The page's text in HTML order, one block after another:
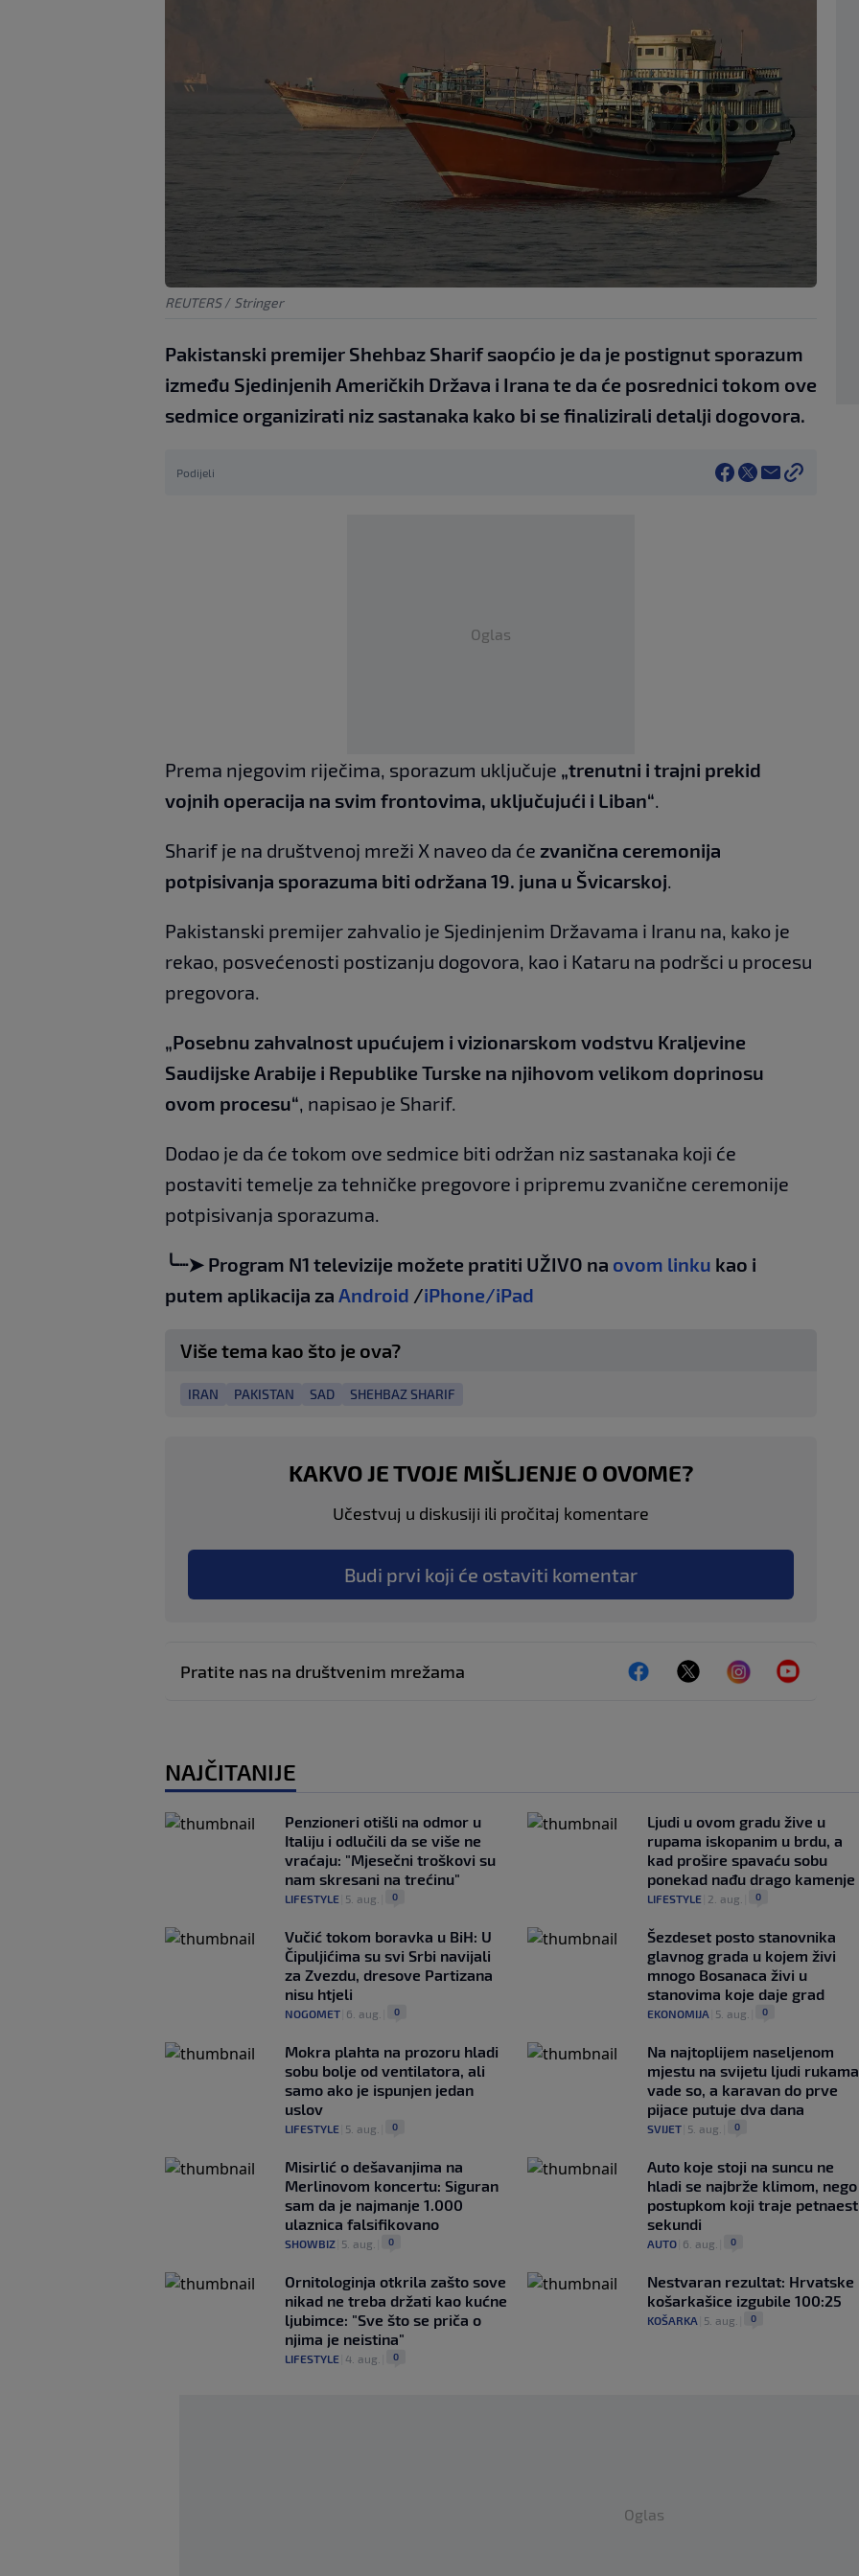
REUTERS / Stringer
Pakistanski premijer Shehbaz Sharif saopćio je da je postignut sporazum
između Sjedinjenih Američkih Država i Irana te da će posrednici tokom ove
sedmice organizirati niz sastanaka kako bi se finalizirali detalji dogovora.
Podijeli
Oglas
Prema njegovim riječima, sporazum uključuje „trenutni i trajni prekid
vojnih operacija na svim frontovima, uključujući i Liban“.
Sharif je na društvenoj mreži X naveo da će zvanična ceremonija
potpisivanja sporazuma biti održana 19. juna u Švicarskoj.
Pakistanski premijer zahvalio je Sjedinjenim Državama i Iranu na, kako je
rekao, posvećenosti postizanju dogovora, kao i Kataru na podršci u procesu
pregovora.
„Posebnu zahvalnost upućujem i vizionarskom vodstvu Kraljevine
Saudijske Arabije i Republike Turske na njihovom velikom doprinosu
ovom procesu“, napisao je Sharif.
Dodao je da će tokom ove sedmice biti održan niz sastanaka koji će
postaviti temelje za tehničke pregovore i pripremu zvanične ceremonije
potpisivanja sporazuma.
╰┈➤ Program N1 televizije možete pratiti UŽIVO na ovom linku kao i
putem aplikacija za Android /iPhone/iPad
Više tema kao što je ova?
IRAN PAKISTAN SAD SHEHBAZ SHARIF
KAKVO JE TVOJE MIŠLJENJE O OVOME?
Učestvuj u diskusiji ili pročitaj komentare
Budi prvi koji će ostaviti komentar
Pratite nas na društvenim mrežama
NAJČITANIJE
Penzioneri otišli na odmor u
Italiju i odlučili da se više ne
vraćaju: "Mjesečni troškovi su
nam skresani na trećinu"
LIFESTYLE 5. aug. 0
Ljudi u ovom gradu žive u
rupama iskopanim u brdu, a
kad prošire spavaću sobu
ponekad nađu drago kamenje
LIFESTYLE| 2. aug. 0
Vučić tokom boravka u BiH: U
Čipuljićima su svi Srbi navijali
za Zvezdu, dresove Partizana
nisu htjeli
NOGOMET 6. aug. 0
Šezdeset posto stanovnika
glavnog grada u kojem živi
mnogo Bosanaca živi u
stanovima koje daje grad
EKONOMIJA 5. aug. 0
Mokra plahta na prozoru hladi
sobu bolje od ventilatora, ali
samo ako je ispunjen jedan
uslov
LIFESTYLE 5. aug. 0
Na najtoplijem naseljenom
mjestu na svijetu ljudi rukama
vade so, a karavan do prve
pijace putuje dva dana
SVIJET| 5. aug. 0
Misirlić o dešavanjima na
Merlinovom koncertu: Siguran
sam da je najmanje 1.000
ulaznica falsifikovano
SHOWBIZ 5. aug. 0
Auto koje stoji na suncu ne
hladi se najbrže klimom, nego
postupkom koji traje petnaest
sekundi
AUTO| 6. aug. 0
Ornitologinja otkrila zašto sove
nikad ne treba držati kao kućne
ljubimce: "Sve što se priča o
njima je neistina"
LIFESTYLE 4. aug. 0
Nestvaran rezultat: Hrvatske
košarkašice izgubile 100:25
KOŠARKA 5. aug. 0
Oglas